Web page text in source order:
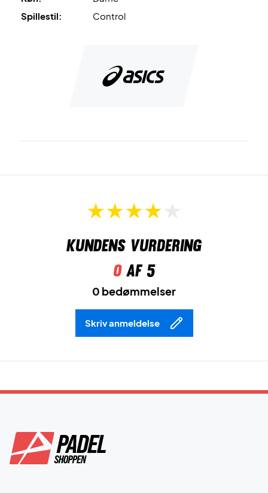
Til sidst, så er tåen forstærket medPGUARD™
fremmer slidstærkheden.
Spillestil:
Control
Kundens vurdering
0af 5
0 bedømmelser
Skriv anmeldelse